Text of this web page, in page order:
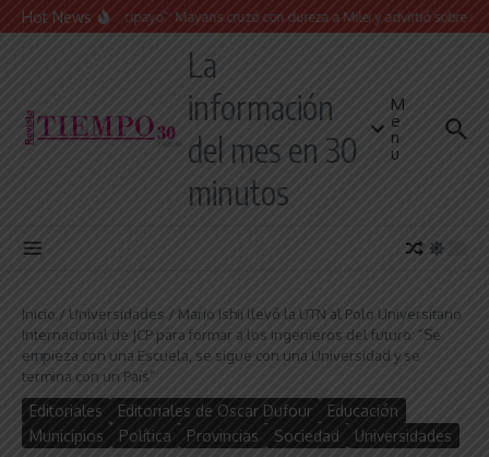
Saltar al contenido
Hot News
“Presidente cipayo”: Mayans cruzó con dureza a Milei y advirtió sobre un
La
información
del mes en 30
minutos
M
e
n
u
Inicio / Universidades / Mario Ishii llevó la UTN al Polo Universitario
Internacional de JCP para formar a los ingenieros del futuro: “Se
empieza con una Escuela, se sigue con una Universidad y se
termina con un País”
Editoriales Editoriales de Oscar Dufour
Educación
Municipios
Política Provincias Sociedad Universidades